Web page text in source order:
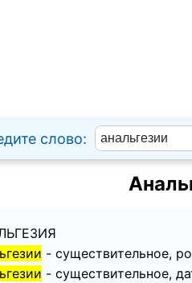
слово:
- существительное,
- существительное,